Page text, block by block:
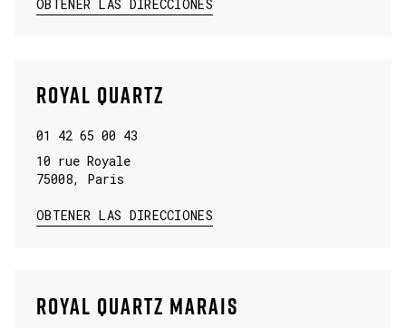
OBTENER LAS DIRECCIONES
ROYAL QUARTZ
01 42 65 00 43
10 rue Royale
75008, Paris
OBTENER LAS DIRECCIONES
LINK OPENS IN NEW TAB
ROYAL QUARTZ MARAIS